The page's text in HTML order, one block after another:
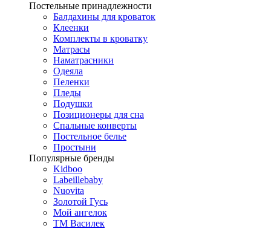
Постельные принадлежности
Балдахины для кроваток
Клеенки
Комплекты в кроватку
Матрасы
Наматрасники
Одеяла
Пеленки
Пледы
Подушки
Позиционеры для сна
Спальные конверты
Постельное белье
Простыни
Популярные бренды
Kidboo
Labeillebaby
Nuovita
Золотой Гусь
Мой ангелок
ТМ Василек